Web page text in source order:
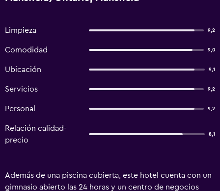
Limpieza 9,2
Comodidad 9,0
Ubicación 9,1
Servicios 9,2
Personal 9,2
Relación calidad-
precio
8,1
Además de una piscina cubierta, este hotel cuenta con un
gimnasio abierto las 24 horas y un centro de negocios